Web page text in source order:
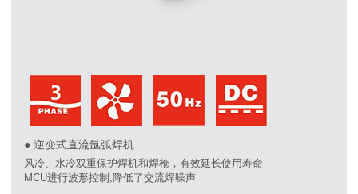
● 逆变式直流氩弧焊机
风冷、水冷双重保护焊机和焊枪，有效延长使用寿命
MCU进行波形控制,降低了交流焊噪声